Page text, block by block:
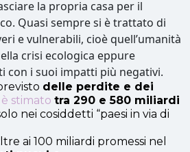
la propria casa per il
Quasi sempre si è trattato di
e vulnerabili, cioè quell’umanità
crisi ecologica eppure
con i suoi impatti più negativi.
delle perdite e dei
è stimato tra 290 e 580 miliardi
nei cosiddetti “paesi in via di
ai 100 miliardi promessi nel